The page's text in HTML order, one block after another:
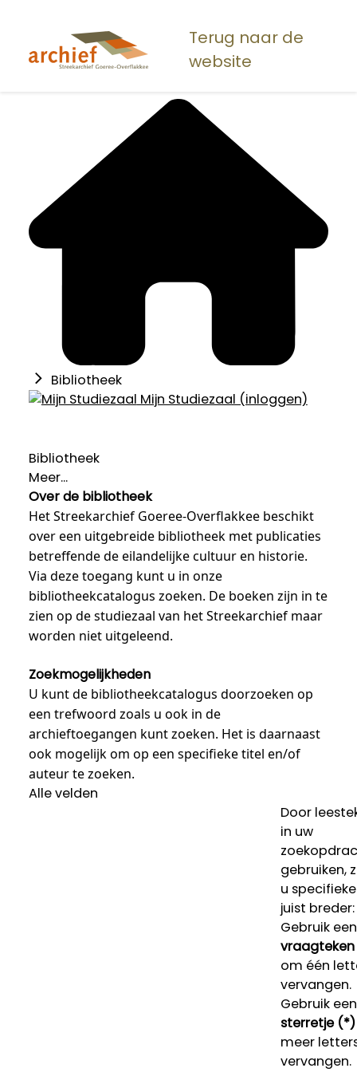
naar
Terug naar de
website
Bibliotheek
Mijn Studiezaal (inloggen)
Bibliotheek
Meer...
Over de bibliotheek
Het Streekarchief Goeree-Overflakkee beschikt
over een uitgebreide bibliotheek met publicaties
betreffende de eilandelijke cultuur en historie.
Via deze toegang kunt u in onze
bibliotheekcatalogus zoeken. De boeken zijn in te
zien op de studiezaal van het Streekarchief maar
worden niet uitgeleend.
Zoekmogelijkheden
U kunt de bibliotheekcatalogus doorzoeken op
een trefwoord zoals u ook in de
archieftoegangen kunt zoeken. Het is daarnaast
ook mogelijk om op een specifieke titel en/of
auteur te zoeken.
Alle velden
Door
in uw
gebruiken,
u
juist breder:
Gebruik een
om één
vervangen.
Gebruik een
sterretje (*)
meer
vervangen.